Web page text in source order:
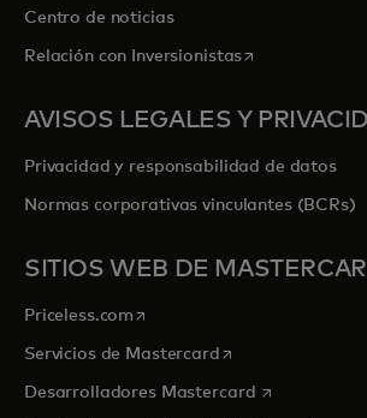
Centro de noticias
Relación con Inversionistasse abre en una
AVISOS LEGALES Y
Privacidad y responsabilidad de datos
Normas corporativas vinculantes (BCRs)
SITIOS WEB DE
Priceless.com se abre en una pestaña nueva
Servicios de Mastercardse abre en una
Desarrolladores Mastercard se abre en